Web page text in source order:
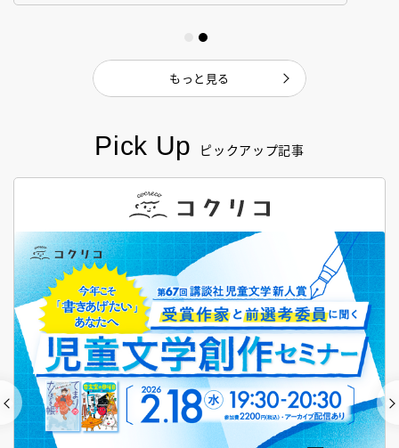
Pick Up ピックアップ記事
もっと見る